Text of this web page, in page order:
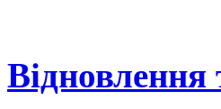
Відновлення